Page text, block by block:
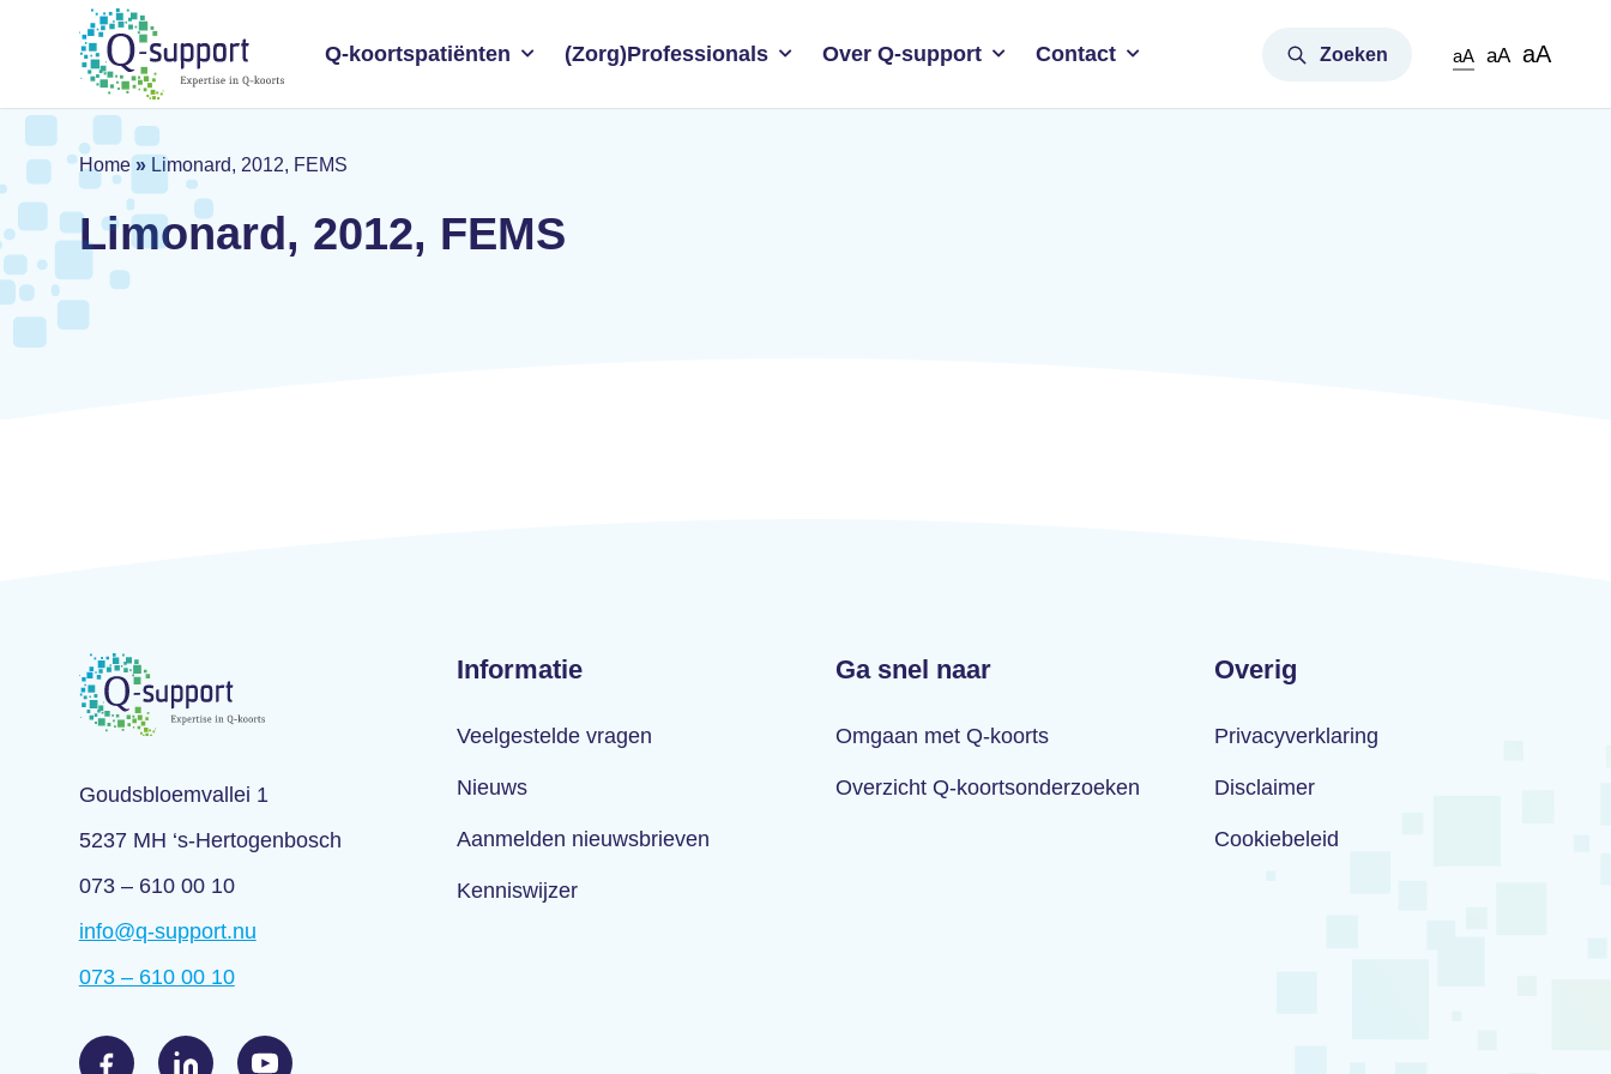
content
Q-koortspatiënten (Zorg)Professionals Over Q-support Contact Zoeken aA aA aA
Home» Limonard, 2012, FEMS
Limonard, 2012, FEMS
Goudsbloemvallei 1
5237 MH ‘s-Hertogenbosch
073 – 610 00 10
info@q-support.nu
073 – 610 00 10
Informatie
Veelgestelde vragen
Nieuws
Aanmelden nieuwsbrieven
Kenniswijzer
Ga snel naar
Omgaan met Q-koorts
Overzicht Q-koortsonderzoeken
Overig
Privacyverklaring
Disclaimer
Cookiebeleid